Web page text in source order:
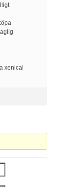
xenical